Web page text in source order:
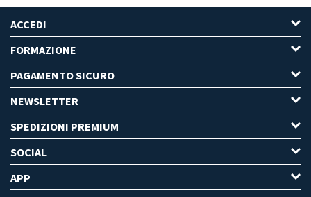
ACCEDI
FORMAZIONE
PAGAMENTO SICURO
NEWSLETTER
SPEDIZIONI PREMIUM
SOCIAL
APP